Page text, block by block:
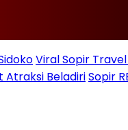
Viral Sopir
Atraksi BeladiriSopir